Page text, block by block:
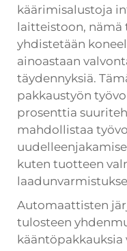
käärimisalustoja
laitteistoon, nämä
yhdistetään
ainoastaan
täydennyksiä.
pakkaustyön
prosenttia
mahdollistaa
kuten tuotteen
Automaattisten
tulosteen
kääntöpakkauksia